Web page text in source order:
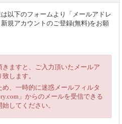
以下のフォームより「メールアドレ
規アカウントのご登録(無料)をお願
ますと、ご入力頂いたメールア
します。
、一時的に迷惑メールフィルタ
」からのメールを受信できる
してください。